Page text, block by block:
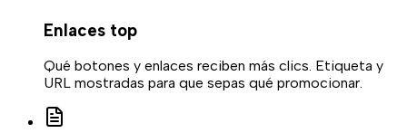
Enlaces top
Qué botones y enlaces reciben más clics. Etiqueta y
URL mostradas para que sepas qué promocionar.